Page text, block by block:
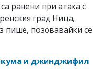
ранени при атака с
град Ница,
пише, позовавайки се
и джинджифил